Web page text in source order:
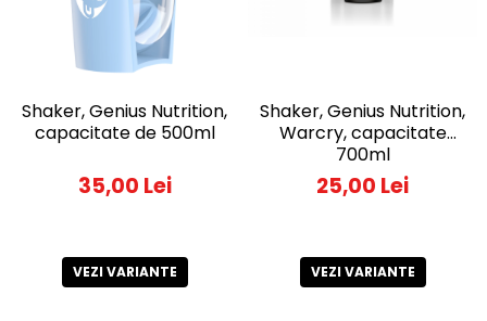
Shaker, Genius Nutrition,
capacitate de 500ml
35,00 Lei
VEZI VARIANTE
Shaker, Genius Nutrition,
Warcry, capacitate
700ml
25,00 Lei
VEZI VARIANTE